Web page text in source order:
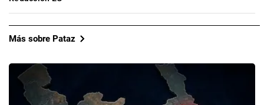
Más sobre Pataz